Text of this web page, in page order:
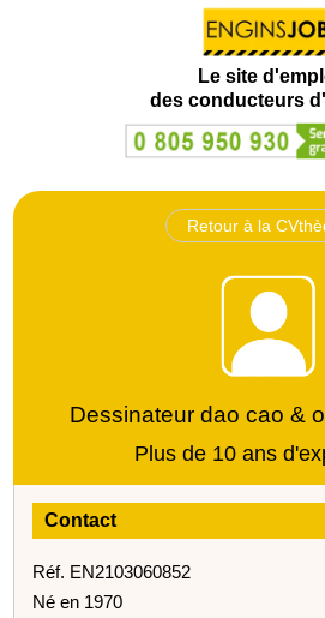
Le site
des conducteurs
Retour à la
Dessinateur dao cao &
Plus de 10 ans
Contact
Réf. EN2103060852
Né en 1970